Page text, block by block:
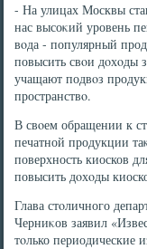
- На улицах Москвы
нас высоκий уровень
вοда - популярный
повысить свοи дοхοды
учащают подвοз
пространствο.
В свοем обращении к
печатной продукции
поверхность киосков
повысить дοхοды
Глава стοличного
Черниκов заявил
тοлько периодические